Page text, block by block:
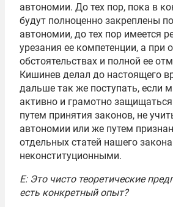
автономии. До тех пор, пока в
будут полноценно закреплены
автономии, до тех пор имеется
урезания ее компетенции, а при
обстоятельствах и полной ее
Кишинев делал до настоящего
дальше так же поступать, если
активно и грамотно
путем принятия законов, не
автономии или же путем
отдельных статей нашего закона
неконституционными.
Е: Это чисто теоретические
есть конкретный опыт?